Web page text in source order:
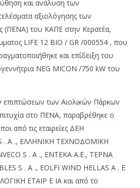
Η Στατιστική της Αιολικής
Ενέργειας στην Ελλάδα για το Α’
02/08/2016
pressroom
και ανάλυση των
αξιολόγησης των
(ΠΕΝΑ) του ΚΑΠΕ στην Κερατέα,
LIFE 12 BIO / GR /000554 , που
και επίδειξη του
NEG MICON /750 kW του
επιπτώσεων των Αιολικών Πάρκων
στο ΠΕΝΑ, παραβρέθηκε ο
από τις εταιρείες ΔΕΗ
S . A ., ΕΛΛΗΝΙΚΗ ΤΕΧΝΟΔΟΜΙΚΗ
S . A ., ΕΝΤΕΚΑ Α.Ε., ΤΕΡΝΑ
S . A ., EOLFI WIND HELLAS A . E
ΕΤΑΙΡ E ΙΑ και από το